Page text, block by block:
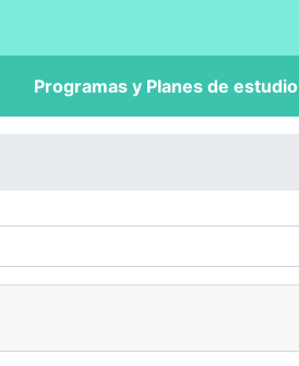
Programas y Planes de estudio